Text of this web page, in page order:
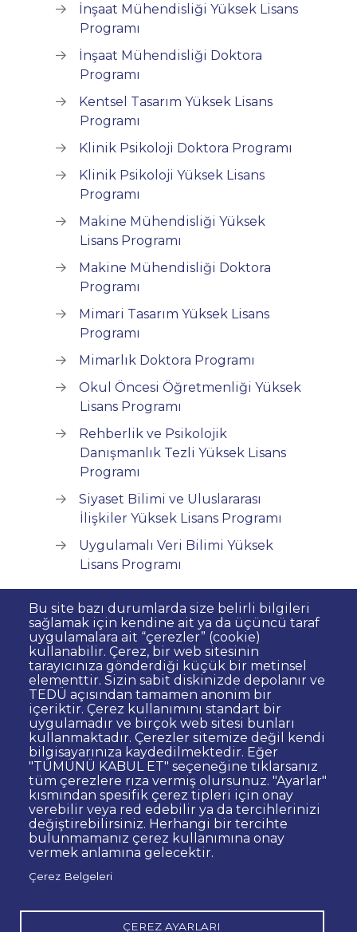
İnşaat Mühendisliği Yüksek Lisans
Programı
İnşaat Mühendisliği Doktora
Programı
Kentsel Tasarım Yüksek Lisans
Programı
Klinik Psikoloji Doktora Programı
Klinik Psikoloji Yüksek Lisans
Programı
Makine Mühendisliği Yüksek
Lisans Programı
Makine Mühendisliği Doktora
Programı
Mimari Tasarım Yüksek Lisans
Programı
Mimarlık Doktora Programı
Okul Öncesi Öğretmenliği Yüksek
Lisans Programı
Rehberlik ve Psikolojik
Danışmanlık Tezli Yüksek Lisans
Programı
Siyaset Bilimi ve Uluslararası
İlişkiler Yüksek Lisans Programı
Uygulamalı Veri Bilimi Yüksek
Lisans Programı
Bu site bazı durumlarda size belirli bilgileri
sağlamak için kendine ait ya da üçüncü taraf
uygulamalara ait “çerezler” (cookie)
kullanabilir. Çerez, bir web sitesinin
tarayıcınıza gönderdiği küçük bir metinsel
elementtir. Sizin sabit diskinizde depolanır ve
TEDÜ açısından tamamen anonim bir
içeriktir. Çerez kullanımını standart bir
uygulamadır ve birçok web sitesi bunları
kullanmaktadır. Çerezler sitemize değil kendi
bilgisayarınıza kaydedilmektedir. Eğer
"TÜMÜNÜ KABUL ET" seçeneğine tıklarsanız
tüm çerezlere rıza vermiş olursunuz. "Ayarlar"
kısmından spesifik çerez tipleri için onay
verebilir veya red edebilir ya da tercihlerinizi
değiştirebilirsiniz. Herhangi bir tercihte
bulunmamanız çerez kullanımına onay
vermek anlamına gelecektir.
Çerez Belgeleri
ÇEREZ AYARLARI
Dipnot
Sıkça Sorulan Sorular
Kişisel Verilerin Korunması
Gizlilik Politikası
Sorumluluk Reddi
Bilgi Edinme
Site Yöneticisi İletişim
İhale ve Satınalma İlanları
Açık Rıza
Kurumsal Kimlik
Web Erişilebilirlik Beyanı
© TED Üniversitesi. Ziya Gökalp Caddesi No:48 06420, Kolej
Çankaya ANKARA
ÜniversitesiÜniversitesiÜniversitesi
geç